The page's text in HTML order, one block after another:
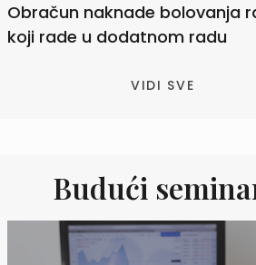
Obračun naknade bolovanja
koji rade u dodatnom radu
VIDI SVE
Budući